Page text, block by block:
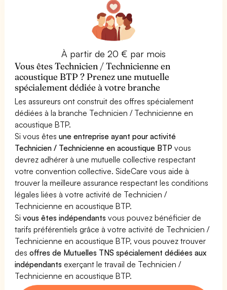
À partir de 20 € par mois
Vous êtes Technicien / Technicienne en
acoustique BTP ? Prenez une mutuelle
spécialement dédiée à votre branche
Les assureurs ont construit des offres spécialement
dédiées à la branche Technicien / Technicienne en
acoustique BTP.
Si vous êtesune entreprise ayant pour activité
Technicien / Technicienne en acoustique BTP vous
devrez adhérer à une mutuelle collective respectant
votre convention collective. SideCare vous aide à
trouver la meilleure assurance respectant les conditions
légales liées à votre activité de Technicien /
Technicienne en acoustique BTP.
Sivous êtes indépendants vous pouvez bénéficier de
tarifs préférentiels grâce à votre activité de Technicien /
Technicienne en acoustique BTP, vous pouvez trouver
desoffres de Mutuelles TNS spécialement dédiées aux
indépendants exerçant le travail de Technicien /
Technicienne en acoustique BTP.